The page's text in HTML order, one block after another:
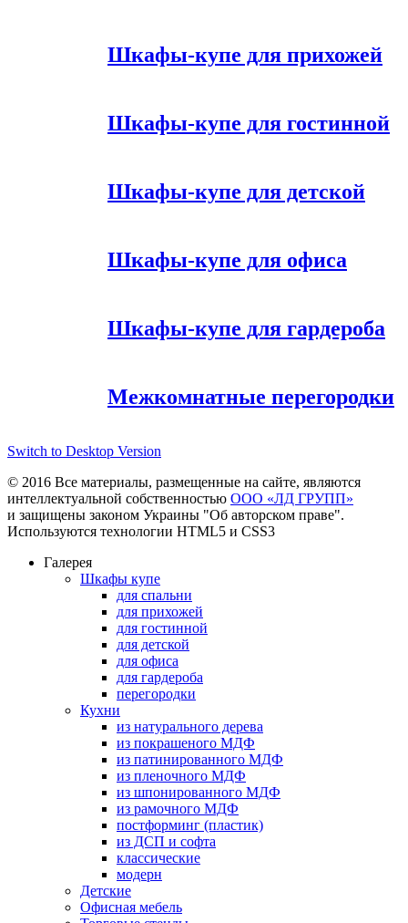
Шкафы-купе для прихожей
Шкафы-купе для гостинной
Шкафы-купе для детской
Шкафы-купе для офиса
Шкафы-купе для гардероба
Межкомнатные перегородки
Switch to Desktop Version
© 2016 Все материалы, размещенные на сайте, являются
интеллектуальной собственностью ООО «ЛД ГРУПП»
и защищены законом Украины "Об авторском праве".
Используются технологии HTML5 и CSS3
Галерея
Шкафы купе
для спальни
для прихожей
для гостинной
для детской
для офиса
для гардероба
перегородки
Кухни
из натурального дерева
из покрашеного МДФ
из патинированного МДФ
из пленочного МДФ
из шпонированного МДФ
из рамочного МДФ
постформинг (пластик)
из ДСП и софта
классические
модерн
Детские
Офисная мебель